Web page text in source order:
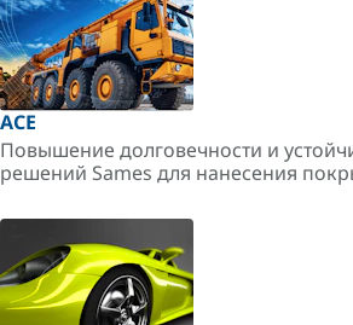
ACE
Повышение долговечности и
решений Sames для нанесения